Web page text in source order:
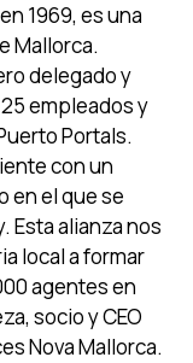
1969, es una
Mallorca.
delegado y
empleados y
Portals.
con un
en el que se
Esta alianza nos
local a formar
agentes en
socio y CEO
Nova Mallorca.